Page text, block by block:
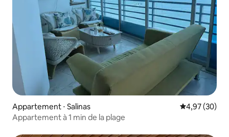
Appartement ⋅ Salinas Évaluation
4,97 (30)
Appartement à 1 min de la plage